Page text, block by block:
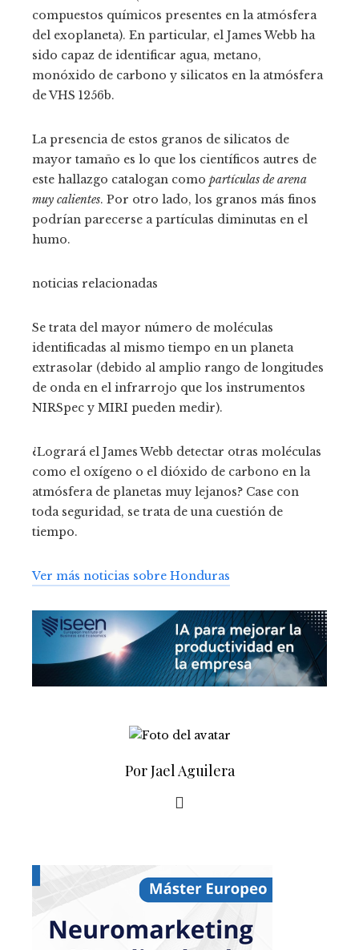
compuestos químicos presentes en la atmósfera
del exoplaneta). En particular, el James Webb ha
sido capaz de identificar agua, metano,
monóxido de carbono y silicatos en la atmósfera
de VHS 1256b.
La presencia de estos granos de silicatos de
mayor tamaño es lo que los científicos autres de
este hallazgo catalogan como partículas de arena
muy calientes. Por otro lado, los granos más finos
podrían parecerse a partículas diminutas en el
humo.
noticias relacionadas
Se trata del mayor número de moléculas
identificadas al mismo tiempo en un planeta
extrasolar (debido al amplio rango de longitudes
de onda en el infrarrojo que los instrumentos
NIRSpec y MIRI pueden medir).
¿Logrará el James Webb detectar otras moléculas
como el oxígeno o el dióxido de carbono en la
atmósfera de planetas muy lejanos? Case con
toda seguridad, se trata de una cuestión de
tiempo.
Ver más noticias sobre Honduras
Por Jael Aguilera